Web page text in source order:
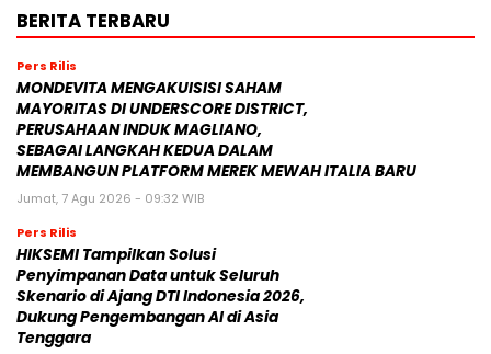
BERITA TERBARU
Pers Rilis
MONDEVITA MENGAKUISISI SAHAM
MAYORITAS DI UNDERSCORE DISTRICT,
PERUSAHAAN INDUK MAGLIANO,
SEBAGAI LANGKAH KEDUA DALAM
MEMBANGUN PLATFORM MEREK MEWAH ITALIA BARU
Jumat, 7 Agu 2026 - 09:32 WIB
Pers Rilis
HIKSEMI Tampilkan Solusi
Penyimpanan Data untuk Seluruh
Skenario di Ajang DTI Indonesia 2026,
Dukung Pengembangan AI di Asia
Tenggara